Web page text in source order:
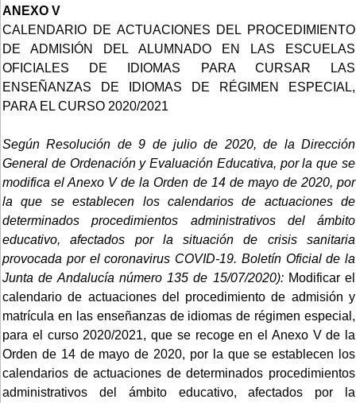
ANEXO V
CALENDARIO DE ACTUACIONES DEL PROCEDIMIENTO
DE ADMISIÓN DEL ALUMNADO EN LAS ESCUELAS
OFICIALES DE IDIOMAS PARA CURSAR LAS
ENSEÑANZAS DE IDIOMAS DE RÉGIMEN ESPECIAL,
PARA EL CURSO 2020/2021
Según Resolución de 9 de julio de 2020, de la Dirección
General de Ordenación y Evaluación Educativa, por la que se
modifica el Anexo V de la Orden de 14 de mayo de 2020, por
la que se establecen los calendarios de actuaciones de
determinados procedimientos administrativos del ámbito
educativo, afectados por la situación de crisis sanitaria
provocada por el coronavirus COVID-19. Boletín Oficial de la
Junta de Andalucía número 135 de 15/07/2020): Modificar el
calendario de actuaciones del procedimiento de admisión y
matrícula en las enseñanzas de idiomas de régimen especial,
para el curso 2020/2021, que se recoge en el Anexo V de la
Orden de 14 de mayo de 2020, por la que se establecen los
calendarios de actuaciones de determinados procedimientos
administrativos del ámbito educativo, afectados por la